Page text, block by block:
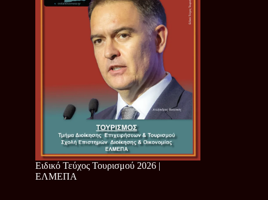
Ειδικό Τεύχος Τουρισμού 2026 |
ΕΛΜΕΠΑ